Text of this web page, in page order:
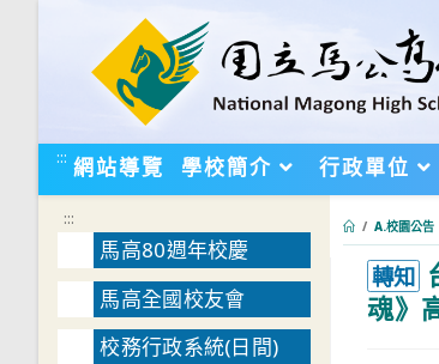
::: 網站導覽 學校簡介 行政單位
/ A.校園公告
轉知
魂》
:::
馬高80週年校慶
馬高全國校友會
校務行政系統(日間)